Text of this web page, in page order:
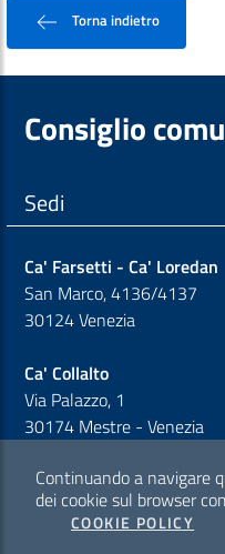
Torna indietro
Consiglio
Sedi
Ca' Farsetti - Ca' Loredan
San Marco, 4136/4137
30124 Venezia
Ca' Collalto
Via Palazzo, 1
30174 Mestre - Venezia
Sezione Link
Cookie policy
Continuando a navigare
dei cookie sul browser
COOKIE POLICY